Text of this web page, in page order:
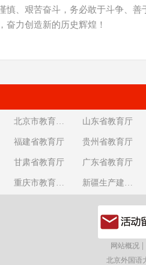
慎、艰苦奋斗，务必敢于斗争、
奋力创造新的历史辉煌！
北京市教育委员会 山东省教育厅
福建省教育厅 贵州省教育厅
甘肃省教育厅 广东省教育厅
重庆市教育委员会 新疆生产建设兵团教育局
网站概况
北京外国语